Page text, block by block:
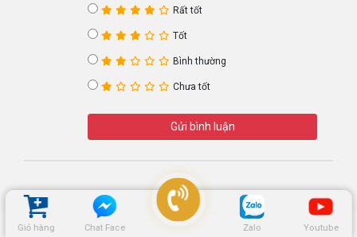
Giỏ hàng Chat Face Zalo Youtube
Rất tốt
Tốt
Bình thường
Chưa tốt
Gửi bình luận